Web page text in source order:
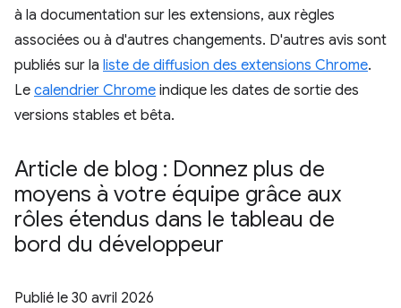
à la documentation sur les extensions, aux règles
associées ou à d'autres changements. D'autres avis sont
publiés sur la liste de diffusion des extensions Chrome.
Le calendrier Chrome indique les dates de sortie des
versions stables et bêta.
Article de blog : Donnez plus de
moyens à votre équipe grâce aux
rôles étendus dans le tableau de
bord du développeur
Publié le 30 avril 2026